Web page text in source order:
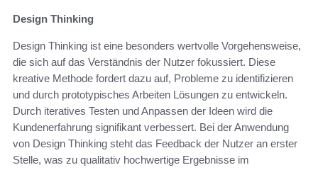
Design Thinking
Design Thinking ist eine besonders wertvolle Vorgehensweise,
die sich auf das Verständnis der Nutzer fokussiert. Diese
kreative Methode fordert dazu auf, Probleme zu identifizieren
und durch prototypisches Arbeiten Lösungen zu entwickeln.
Durch iteratives Testen und Anpassen der Ideen wird die
Kundenerfahrung signifikant verbessert. Bei der Anwendung
von Design Thinking steht das Feedback der Nutzer an erster
Stelle, was zu qualitativ hochwertige Ergebnisse im